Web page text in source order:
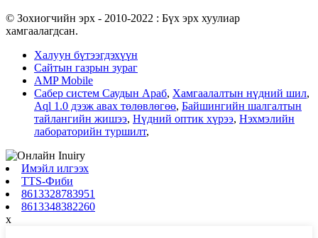
© Зохиогчийн эрх - 2010-2022 : Бүх эрх хуулиар
хамгаалагдсан.
Халуун бүтээгдэхүүн
Сайтын газрын зураг
AMP Mobile
Сабер систем Саудын Араб, Хамгаалалтын нүдний шил,
Aql 1.0 дээж авах төлөвлөгөө, Байшингийн шалгалтын
тайлангийн жишээ, Нүдний оптик хүрээ, Нэхмэлийн
лабораторийн туршилт,
Имэйл илгээх
TTS-Фиби
8613328783951
8613348382260
x